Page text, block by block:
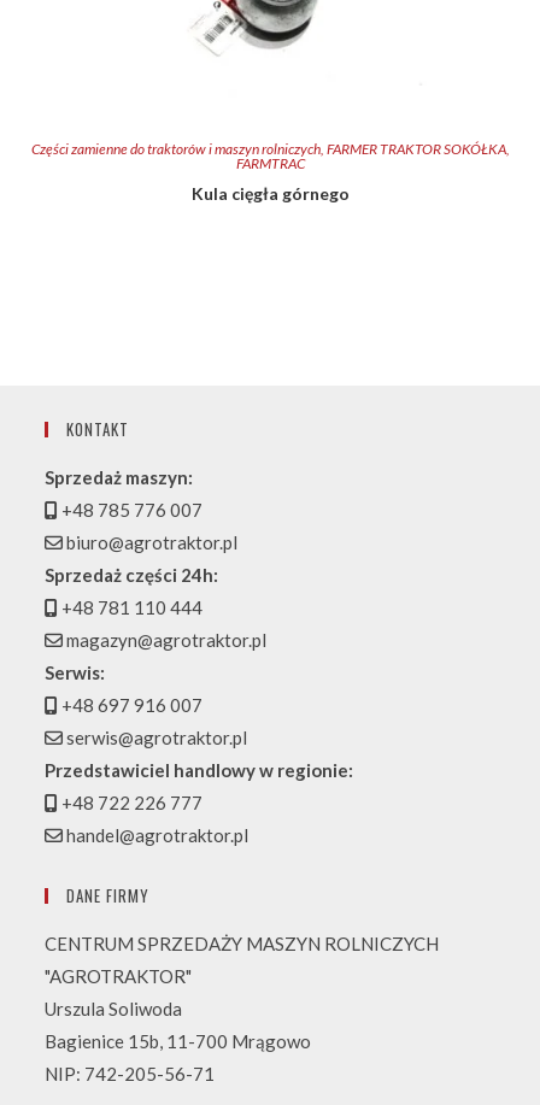
Części zamienne do traktorów i maszyn rolniczych, FARMER TRAKTOR SOKÓŁKA,
FARMTRAC
Kula cięgła górnego
KONTAKT
Sprzedaż maszyn:
+48 785 776 007
biuro@agrotraktor.pl
Sprzedaż części 24h:
+48 781 110 444
magazyn@agrotraktor.pl
Serwis:
+48 697 916 007
serwis@agrotraktor.pl
Przedstawiciel handlowy w regionie:
+48 722 226 777
handel@agrotraktor.pl
DANE FIRMY
CENTRUM SPRZEDAŻY MASZYN ROLNICZYCH
"AGROTRAKTOR"
Urszula Soliwoda
Bagienice 15b, 11-700 Mrągowo
NIP: 742-205-56-71